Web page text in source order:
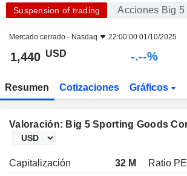
Suspension of trading Acciones Big 5
Mercado cerrado - Nasdaq 22:00:00 01/10/2025
1,440 USD -.--%
Resumen Cotizaciones Gráficos
Valoración: Big 5 Sporting Goods
Capitalización 32 M Ratio